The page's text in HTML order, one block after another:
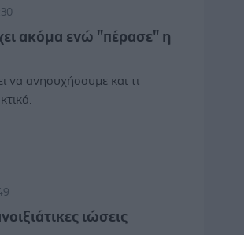
ακόμα ενώ "πέρασε" η
να ανησυχήσουμε και τι
ιώσεις